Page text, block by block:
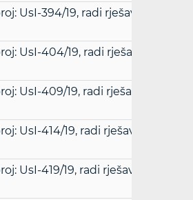
UsI-394/19, radi rješavanja
UsI-404/19, radi rješavanja
UsI-409/19, radi rješavanja
UsI-414/19, radi rješavanja
UsI-419/19, radi rješavanja spora